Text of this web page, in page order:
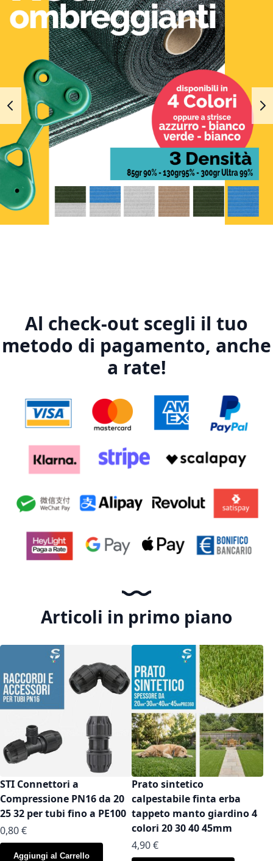
Al check-out scegli il tuo
metodo di pagamento, anche
a rate!
Articoli in primo piano
STI Connettori a
Compressione PN16 da 20
25 32 per tubi fino a PE100
As low as
0,80 €
Aggiungi al Carrello
Prato sintetico
calpestabile finta erba
tappeto manto giardino 4
colori 20 30 40 45mm
As low as
4,90 €